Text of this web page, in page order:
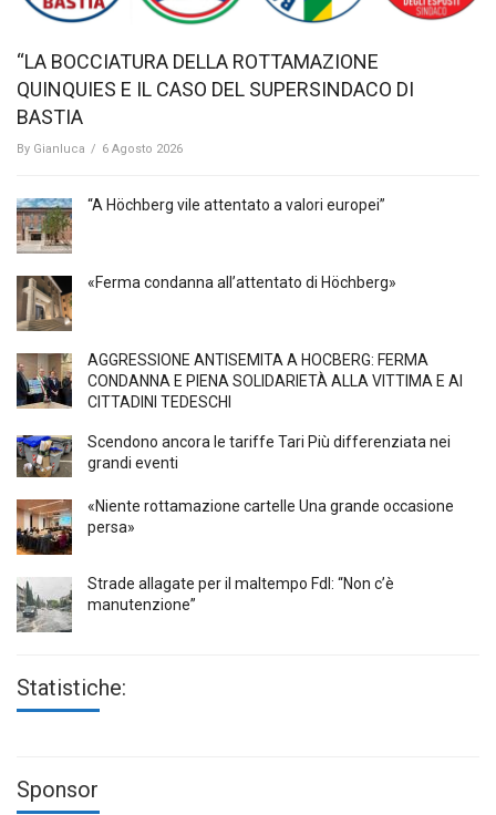
“LA BOCCIATURA DELLA ROTTAMAZIONE
QUINQUIES E IL CASO DEL SUPERSINDACO DI
BASTIA
By Gianluca / 6 Agosto 2026
“A Höchberg vile attentato a valori europei”
«Ferma condanna all’attentato di Höchberg»
AGGRESSIONE ANTISEMITA A HÖCBERG: FERMA
CONDANNA E PIENA SOLIDARIETÀ ALLA VITTIMA E AI
CITTADINI TEDESCHI
Scendono ancora le tariffe Tari Più differenziata nei
grandi eventi
«Niente rottamazione cartelle Una grande occasione
persa»
Strade allagate per il maltempo FdI: “Non c’è
manutenzione”
Statistiche:
Sponsor